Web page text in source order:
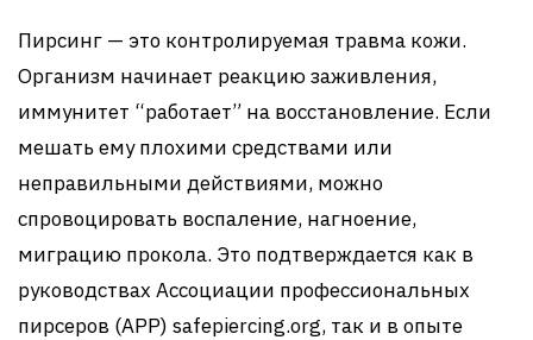
Пирсинг — это контролируемая травма кожи.
Организм начинает реакцию заживления,
иммунитет “работает” на восстановление. Если
мешать ему плохими средствами или
неправильными действиями, можно
спровоцировать воспаление, нагноение,
миграцию прокола. Это подтверждается как в
руководствах Ассоциации профессиональных
пирсеров (APP) safepiercing.org, так и в опыте